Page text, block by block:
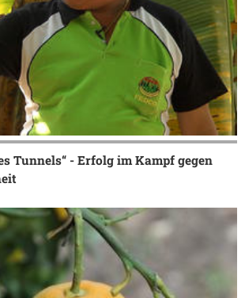
Tunnels“ - Erfolg im Kampf gegen